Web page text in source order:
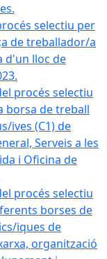
selectiu per
de treballador/a
d'un lloc de
procés selectiu
borsa de treball
ives (C1) de
Serveis a les
i Oficina de
procés selectiu
borses de
iques de
organització